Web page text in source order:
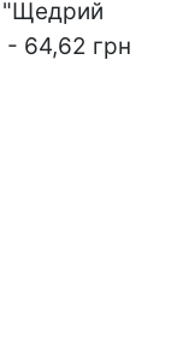
"Щедрий
64,62 грн